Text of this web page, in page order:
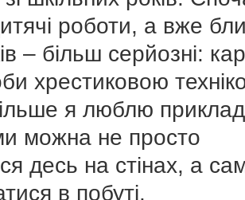
роботи, а вже
– більш серйозні:
хрестиковою
я люблю
можна не просто
десь на стінах, а
в побуті.